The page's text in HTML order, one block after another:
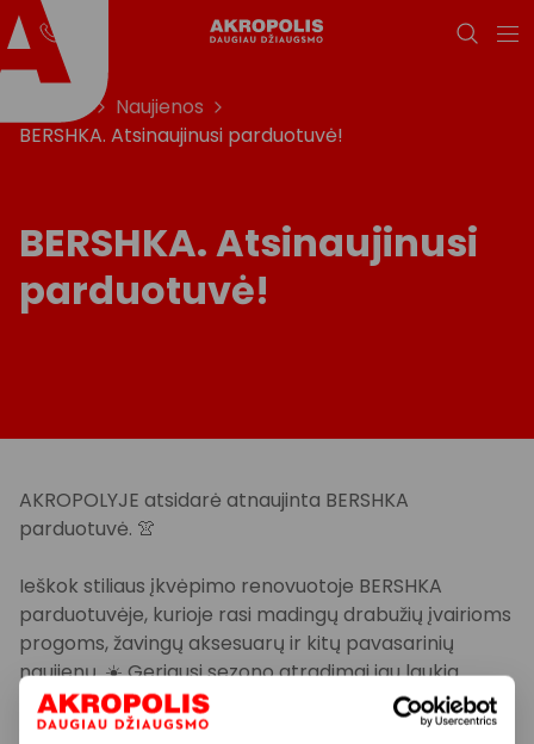
Naujienos
BERSHKA. Atsinaujinusi parduotuvė!
BERSHKA. Atsinaujinusi
parduotuvė!
AKROPOLYJE atsidarė atnaujinta BERSHKA
parduotuvė. 👚
Ieškok stiliaus įkvėpimo renovuotoje BERSHKA
parduotuvėje, kurioje rasi madingų drabužių įvairioms
progoms, žavingų aksesuarų ir kitų pavasarinių
naujienų. ☀️ Geriausi sezono atradimai jau laukia
tavęs AKROPOLYJE, tad nepamiršk užsukti
atsinaujinti!